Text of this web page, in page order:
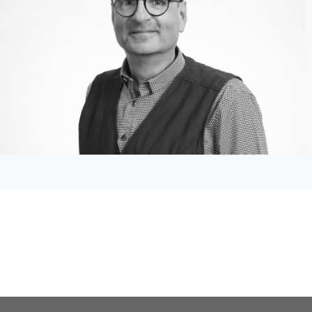
Mal zertifiziert.